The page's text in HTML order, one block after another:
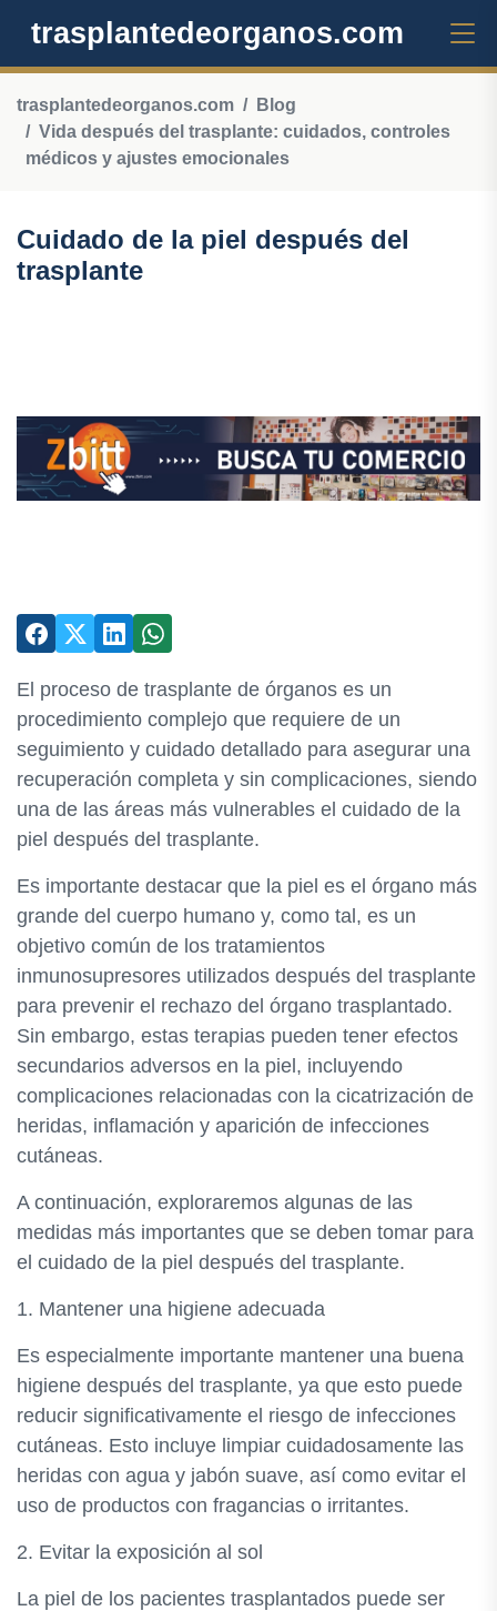
trasplantedeorganos.com
trasplantedeorganos.com
Blog
Vida después del trasplante: cuidados, controles
médicos y ajustes emocionales
Cuidado de la piel después del
trasplante
El proceso de trasplante de órganos es un
procedimiento complejo que requiere de un
seguimiento y cuidado detallado para asegurar una
recuperación completa y sin complicaciones, siendo
una de las áreas más vulnerables el cuidado de la
piel después del trasplante.
Es importante destacar que la piel es el órgano más
grande del cuerpo humano y, como tal, es un
objetivo común de los tratamientos
inmunosupresores utilizados después del trasplante
para prevenir el rechazo del órgano trasplantado.
Sin embargo, estas terapias pueden tener efectos
secundarios adversos en la piel, incluyendo
complicaciones relacionadas con la cicatrización de
heridas, inflamación y aparición de infecciones
cutáneas.
A continuación, exploraremos algunas de las
medidas más importantes que se deben tomar para
el cuidado de la piel después del trasplante.
1. Mantener una higiene adecuada
Es especialmente importante mantener una buena
higiene después del trasplante, ya que esto puede
reducir significativamente el riesgo de infecciones
cutáneas. Esto incluye limpiar cuidadosamente las
heridas con agua y jabón suave, así como evitar el
uso de productos con fragancias o irritantes.
2. Evitar la exposición al sol
La piel de los pacientes trasplantados puede ser